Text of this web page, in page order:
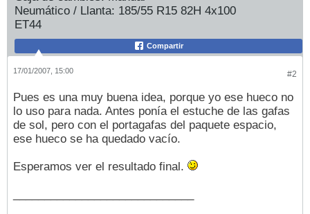
Neumático / Llanta: 185/55 R15 82H 4x100
ET44
Compartir
#2
17/01/2007, 15:00
Pues es una muy buena idea, porque yo ese hueco no
lo uso para nada. Antes ponía el estuche de las gafas
de sol, pero con el portagafas del paquete espacio,
ese hueco se ha quedado vacío.
Esperamos ver el resultado final.